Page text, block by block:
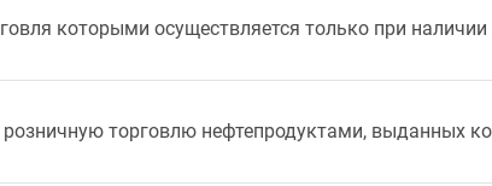
которыми осуществляется только при наличии
торговлю нефтепродуктами, выданных